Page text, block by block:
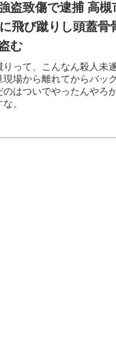
盗致傷で逮捕 高
飛び蹴りし頭蓋骨
む
りって、こんなん殺人未
現場から離れてからバッ
のはついでやったんやろ
。